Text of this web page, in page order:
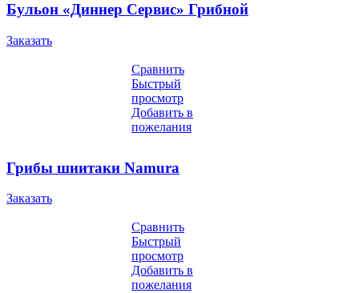
Бульон «Диннер Сервис» Грибной
Заказать
Сравнить
Быстрый
просмотр
Добавить в
пожелания
Грибы шиитаки Namura
Заказать
Сравнить
Быстрый
просмотр
Добавить в
пожелания